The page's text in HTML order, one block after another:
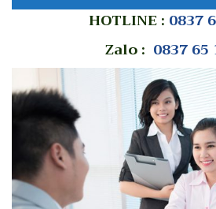
HOTLINE : 0837
Zalo : 0837 65